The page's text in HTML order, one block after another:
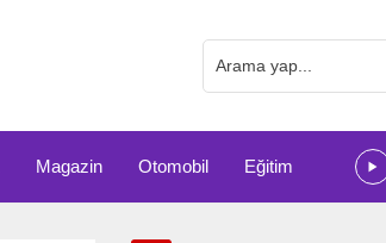
Magazin Otomobil Eğitim